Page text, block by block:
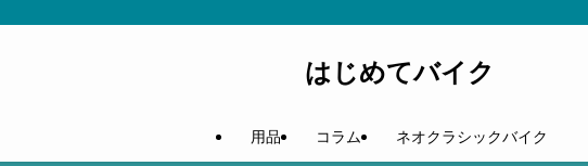
はじめてバイク
用品 コラム ネオクラシックバイク